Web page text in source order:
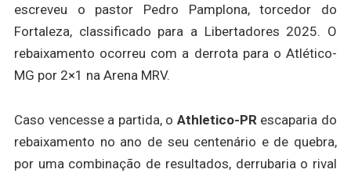
escreveu o pastor Pedro Pamplona, torcedor do
Fortaleza, classificado para a Libertadores 2025. O
rebaixamento ocorreu com a derrota para o Atlético-
MG por 2×1 na Arena MRV.
Caso vencesse a partida, o Athletico-PR escaparia do
rebaixamento no ano de seu centenário e de quebra,
por uma combinação de resultados, derrubaria o rival